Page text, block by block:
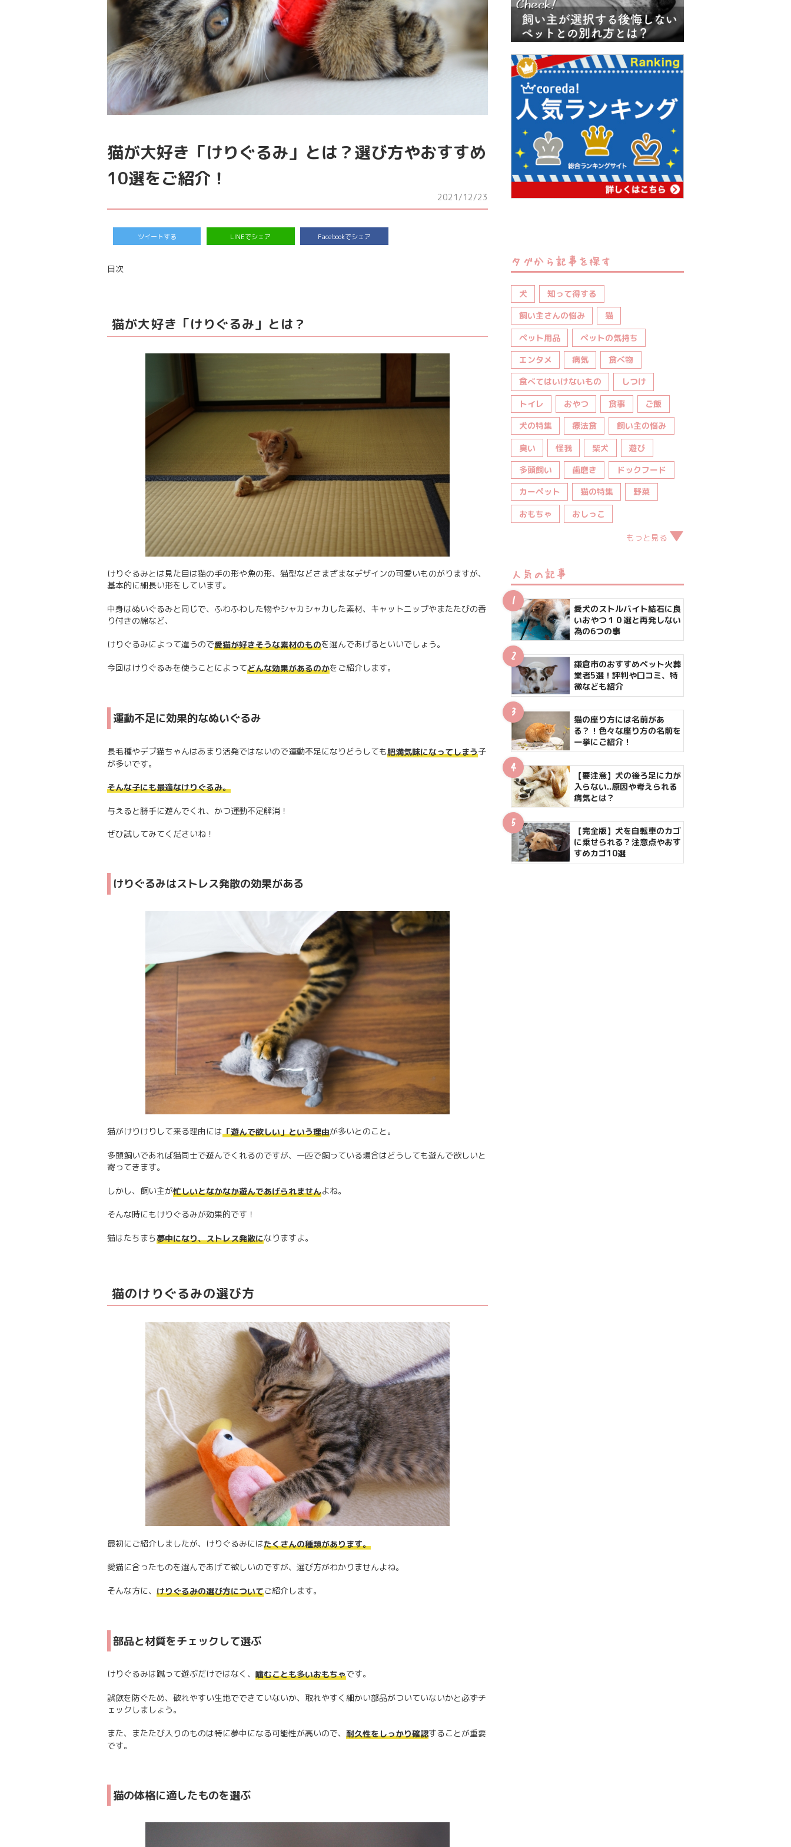
猫が大好き「けりぐるみ」とは？選び方やおすすめ
10選をご紹介！
2021/12/23
ツイートする LINEでシェア Facebookでシェア
目次
猫が大好き「けりぐるみ」とは？
けりぐるみとは見た目は猫の手の形や魚の形、猫型などさまざまなデザインの可愛いものがりますが、
基本的に細長い形をしています。
中身はぬいぐるみと同じで、ふわふわした物やシャカシャカした素材、キャットニップやまたたびの香
り付きの綿など、
けりぐるみによって違うので愛猫が好きそうな素材のものを選んであげるといいでしょう。
今回はけりぐるみを使うことによってどんな効果があるのかをご紹介します。
運動不足に効果的なぬいぐるみ
長毛種やデブ猫ちゃんはあまり活発ではないので運動不足になりどうしても肥満気味になってしまう子
が多いです。
そんな子にも最適なけりぐるみ。
与えると勝手に遊んでくれ、かつ運動不足解消！
ぜひ試してみてくださいね！
けりぐるみはストレス発散の効果がある
猫がけりけりして来る理由には「遊んで欲しい」という理由が多いとのこと。
多頭飼いであれば猫同士で遊んでくれるのですが、一匹で飼っている場合はどうしても遊んで欲しいと
寄ってきます。
しかし、飼い主が忙しいとなかなか遊んであげられませんよね。
そんな時にもけりぐるみが効果的です！
猫はたちまち夢中になり、ストレス発散になりますよ。
猫のけりぐるみの選び方
最初にご紹介しましたが、けりぐるみにはたくさんの種類があります。
愛猫に合ったものを選んであげて欲しいのですが、選び方がわかりませんよね。
そんな方に、 けりぐるみの選び方についてご紹介します。
部品と材質をチェックして選ぶ
けりぐるみは蹴って遊ぶだけではなく、 噛むことも多いおもちゃです。
誤飲を防ぐため、破れやすい生地でできていないか、取れやすく細かい部品がついていないかと必ずチ
ェックしましょう。
また、またたび入りのものは特に夢中になる可能性が高いので、 耐久性をしっかり確認することが重要
です。
猫の体格に適したものを選ぶ
タグから記事を探す
犬
知って得する
飼い主さんの悩み
猫
ペット用品
ペットの気持ち
エンタメ
病気
食べ物
食べてはいけないもの
しつけ
トイレ
おやつ 食事
ご飯
犬の特集
療法食
飼い主の悩み
臭い
怪我 柴犬
遊び
多頭飼い
歯磨き
ドックフード
カーペット
猫の特集
野菜
おもちゃ
おしっこ
もっと見る
人気の記事
愛犬のストルバイト結石に良
いおやつ１０選と再発しない
為の6つの事
鎌倉市のおすすめペット火葬
業者5選！評判や口コミ、特
徴なども紹介
猫の座り方には名前があ
る？！色々な座り方の名前を
一挙にご紹介！
【要注意】犬の後ろ足に力が
入らない..原因や考えられる
病気とは？
【完全版】犬を自転車のカゴ
に乗せられる？注意点やおす
すめカゴ10選